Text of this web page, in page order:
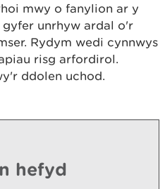
mwy o fanylion ar y
unrhyw ardal o'r
Rydym wedi cynnwys
risg arfordirol.
ddolen uchod.
hefyd